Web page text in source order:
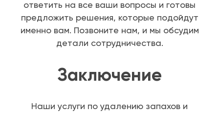
ответить на все ваши вопросы и готовы
предложить решения, которые подойдут
именно вам. Позвоните нам, и мы обсудим
детали сотрудничества.
Заключение
Наши услуги по удалению запахов и